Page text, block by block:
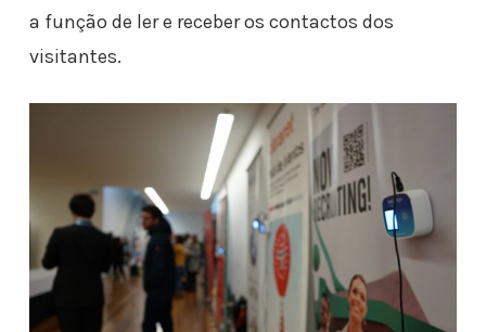
a função de ler e receber os contactos dos
visitantes.